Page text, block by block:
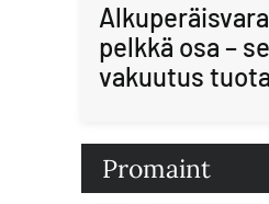
pelkkä osa –
vakuutus
Promaint